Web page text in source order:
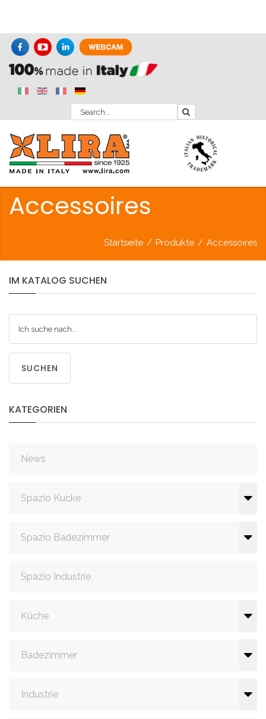
Accessoires
Startseite / Produkte / Accessoires
IM KATALOG SUCHEN
SUCHEN
KATEGORIEN
News
Spazio Kucke
Spazio Badezimmer
Spazio Industrie
Küche
Badezimmer
Industrie